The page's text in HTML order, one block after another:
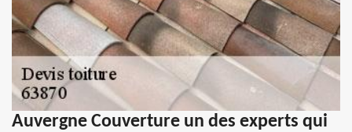
Auvergne Couverture un des experts qui